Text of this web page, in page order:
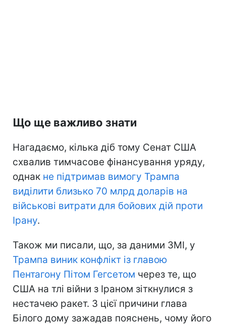
Що ще важливо знати
Нагадаємо, кілька діб тому Сенат США
схвалив тимчасове фінансування уряду,
однак не підтримав вимогу Трампа
виділити близько 70 млрд доларів на
військові витрати для бойових дій проти
Ірану.
Також ми писали, що, за даними ЗМІ, у
Трампа виник конфлікт із главою
Пентагону Пітом Гегсетом через те, що
США на тлі війни з Іраном зіткнулися з
нестачею ракет. З цієї причини глава
Білого дому зажадав пояснень, чому його